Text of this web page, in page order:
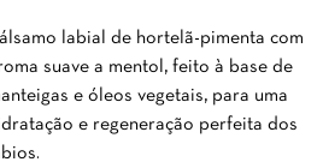
labial de hortelã-pimenta com
suave a mentol, feito à base de
e óleos vegetais, para uma
e regeneração perfeita dos